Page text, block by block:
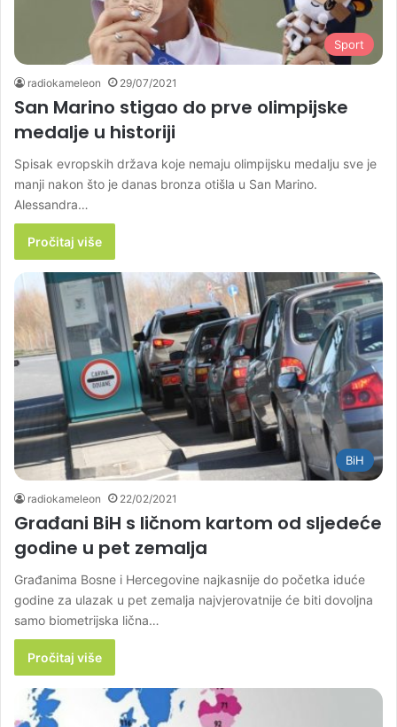
Sport
radiokameleon 29/07/2021
San Marino stigao do prve olimpijske
medalje u historiji
Spisak evropskih država koje nemaju olimpijsku medalju sve je
manji nakon što je danas bronza otišla u San Marino.
Alessandra…
Pročitaj više
BiH
radiokameleon 22/02/2021
Građani BiH s ličnom kartom od sljedeće
godine u pet zemalja
Građanima Bosne i Hercegovine najkasnije do početka iduće
godine za ulazak u pet zemalja najvjerovatnije će biti dovoljna
samo biometrijska lična…
Pročitaj više